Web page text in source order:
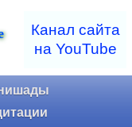
Канал сайта
на YouTube